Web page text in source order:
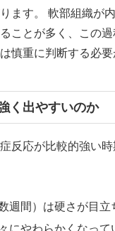
ます。 軟部組織が
ことが多く、この
慎重に判断する必要
く出やすいのか
反応が比較的強い
週間）は硬さが目立
にやわらかくなって